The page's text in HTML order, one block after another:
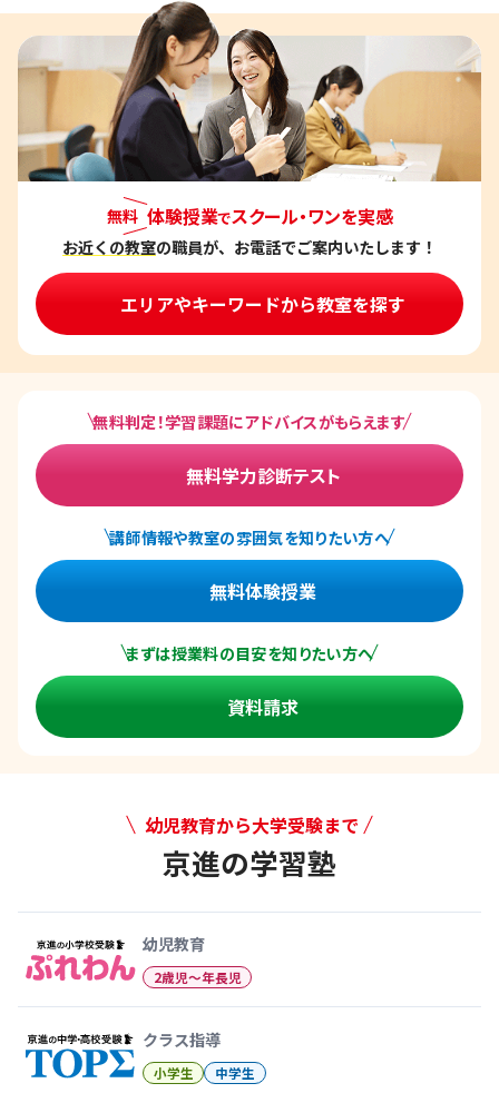
無料 体験授業でスクール・ワンを実感
お近くの教室の職員が、お電話でご案内いたします！
エリアやキーワードから教室を探す
無料判定！学習課題にアドバイスがもらえます
無料学力診断テスト
講師情報や教室の雰囲気を知りたい方へ
無料体験授業
まずは授業料の目安を知りたい方へ
資料請求
幼児教育から大学受験まで
京進の学習塾
幼児教育
2歳児〜年長児
クラス指導
小学生 中学生